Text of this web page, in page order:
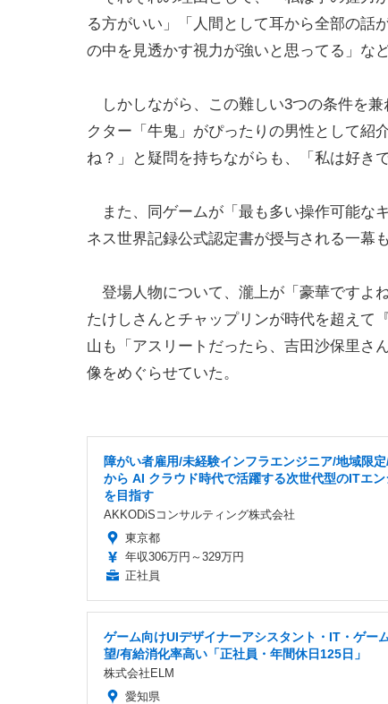
る方がいい」「人間として耳から全部の話
の中を見透かす視力が強いと思ってる」な
しかしながら、この難しい3つの条件を
クター「牛鬼」がぴったりの男性として紹
ね？」と疑問を持ちながらも、「私は好き
また、同ゲームが「最も多い操作可能な
ネス世界記録公式認定書が授与される一幕も
登場人物について、瀧上が「豪華ですよ
たけしさんとチャップリンが時代を超えて
山も「アスリートだったら、吉田沙保里さ
像をめぐらせていた。
障がい者雇用/未経験インフラエンジニア/地域限
から AI クラウド時代で活躍する次世代型のITエ
を目指す
AKKODiSコンサルティング株式会社
東京都
年収306万円～329万円
正社員
ゲーム向けUIデザイナーアシスタント・IT・ゲー
望/有給消化率高い「正社員・年間休日125日」
株式会社ELM
愛知県